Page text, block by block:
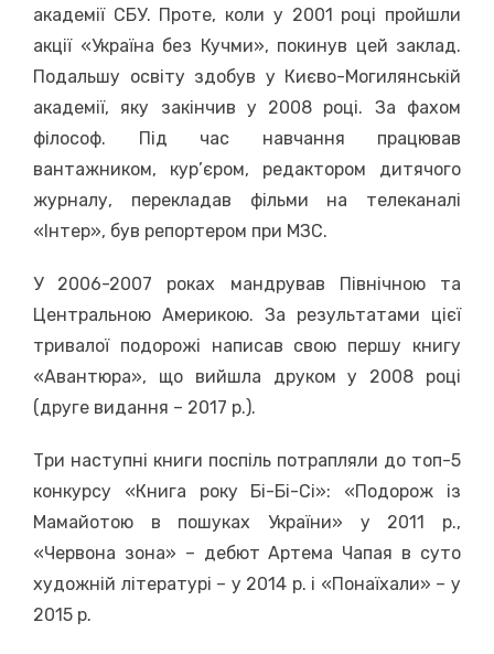
академії СБУ. Проте, коли у 2001 році пройшли
акції «Україна без Кучми», покинув цей заклад.
Подальшу освіту здобув у Києво-Могилянській
академії, яку закінчив у 2008 році. За фахом
філософ. Під час навчання працював
вантажником, кур’єром, редактором дитячого
журналу, перекладав фільми на телеканалі
«Інтер», був репортером при МЗС.
У 2006-2007 роках мандрував Північною та
Центральною Америкою. За результатами цієї
тривалої подорожі написав свою першу книгу
«Авантюра», що вийшла друком у 2008 році
(друге видання – 2017 р.).
Три наступні книги поспіль потрапляли до топ-5
конкурсу «Книга року Бі-Бі-Сі»: «Подорож із
Мамайотою в пошуках України» у 2011 р.,
«Червона зона» – дебют Артема Чапая в суто
художній літературі – у 2014 р. і «Понаїхали» – у
2015 р.